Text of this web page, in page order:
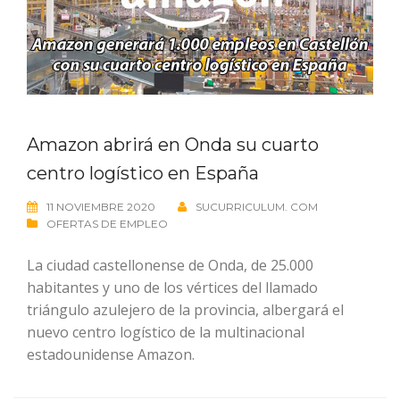
Amazon abrirá en Onda su cuarto
centro logístico en España
11 NOVIEMBRE 2020
SUCURRICULUM. COM
OFERTAS DE EMPLEO
La ciudad castellonense de Onda, de 25.000
habitantes y uno de los vértices del llamado
triángulo azulejero de la provincia, albergará el
nuevo centro logístico de la multinacional
estadounidense Amazon.